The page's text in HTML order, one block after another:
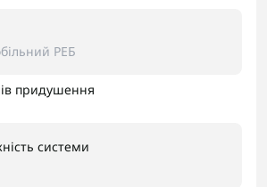
РЕБ
придушення
системи